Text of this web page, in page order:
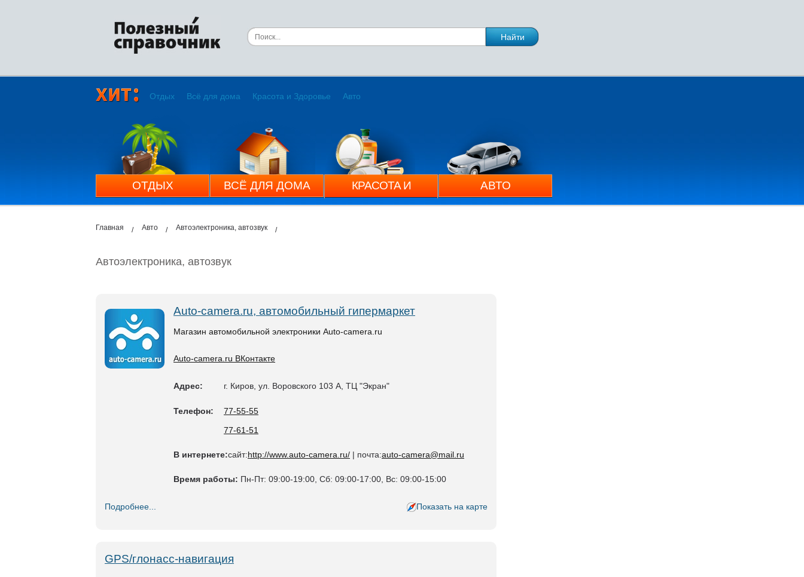
Отдых Всё для дома Красота и Здоровье Авто
ОТДЫХ ВСЁ ДЛЯ ДОМА
КРАСОТА И
ЗДОРОВЬЕ
АВТО
Главная Авто Автоэлектроника, автозвук
Автоэлектроника, автозвук
Auto-camera.ru, автомобильный гипермаркет
Магазин автомобильной электроники Auto-camera.ru
Auto-camera.ru ВКонтакте
Адрес: г. Киров, ул. Воровского 103 А, ТЦ "Экран"
Телефон:
77-55-55
77-61-51
В интернете:сайт:http://www.auto-camera.ru/ | почта:auto-camera@mail.ru
Время работы: Пн-Пт: 09:00-19:00, Сб: 09:00-17:00, Вс: 09:00-15:00
Подробнее... Показать на карте
GPS/глонасс-навигация